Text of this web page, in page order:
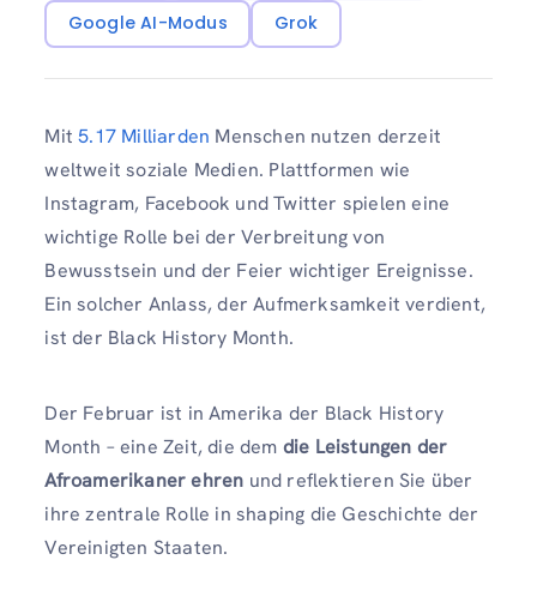
Google AI-Modus
Grok
Mit5.17 Milliarden Menschen nutzen derzeit
weltweit soziale Medien. Plattformen wie
Instagram, Facebook und Twitter spielen eine
wichtige Rolle bei der Verbreitung von
Bewusstsein und der Feier wichtiger Ereignisse.
Ein solcher Anlass, der Aufmerksamkeit verdient,
ist der Black History Month.
Der Februar ist in Amerika der Black History
Month – eine Zeit, die dem die Leistungen der
Afroamerikaner ehren und reflektieren Sie über
ihre zentrale Rolle in shaping die Geschichte der
Vereinigten Staaten.